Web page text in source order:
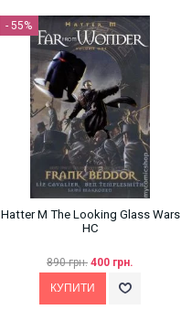
- 55%
Hatter M The Looking Glass Wars
HC
890 грн. 400 грн.